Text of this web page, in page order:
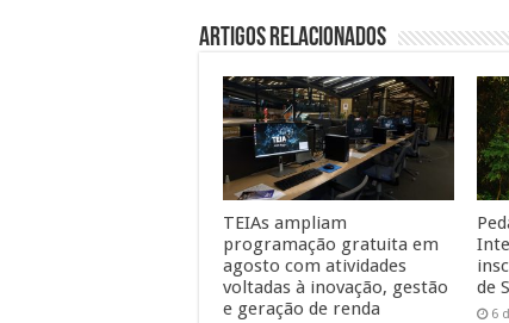
Artigos Relacionados
TEIAs ampliam
programação gratuita em
agosto com atividades
voltadas à inovação, gestão
e geração de renda
de
6